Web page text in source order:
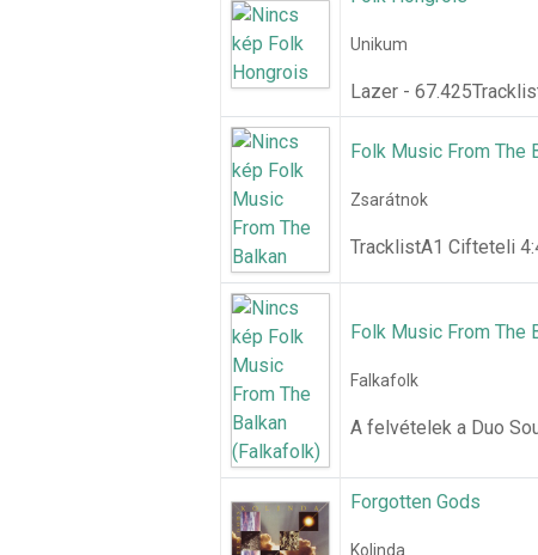
Unikum
Lazer -
Folk Music From The
Zsarátnok
TracklistA1 Cifteteli
Folk Music From The
Falkafolk
A felvételek a Duo
Forgotten Gods
Kolinda